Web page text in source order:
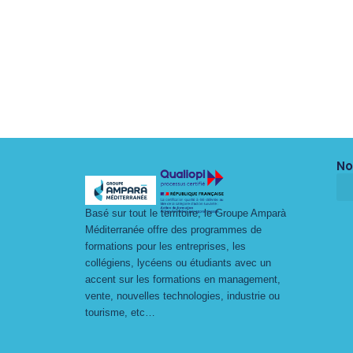
Basé sur tout le territoire, le Groupe Amparà
Méditerranée offre des programmes de
formations pour les entreprises, les
collégiens, lycéens ou étudiants avec un
accent sur les formations en management,
vente, nouvelles technologies, industrie ou
tourisme, etc…